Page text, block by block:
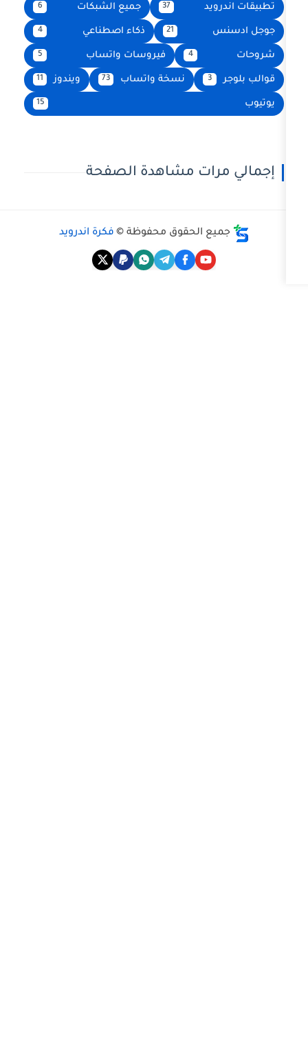
37 جميع الشبكات 6
21 ذكاء اصطناعي 4
4 فيروسات واتساب 5
نسخة واتساب 73 ويندوز 11
مشاهدة الصفحة
الحقوق محفوظة © فكرة اندرويد